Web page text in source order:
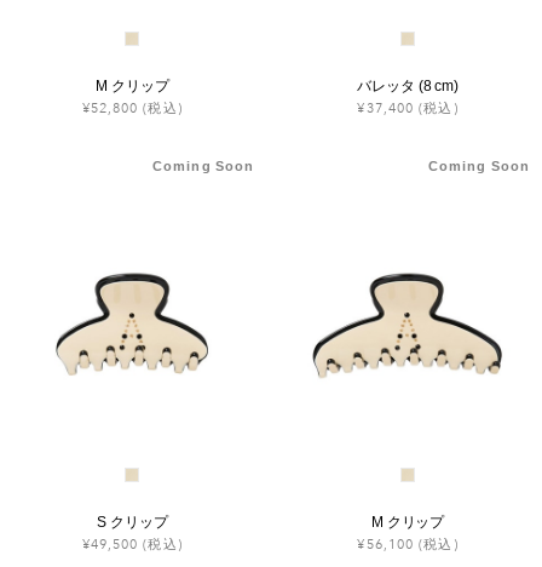
M クリップ
¥52,800 (税込)
バレッタ (8 cm)
¥37,400 (税込)
Coming Soon
S クリップ
¥49,500 (税込)
Coming Soon
M クリップ
¥56,100 (税込)